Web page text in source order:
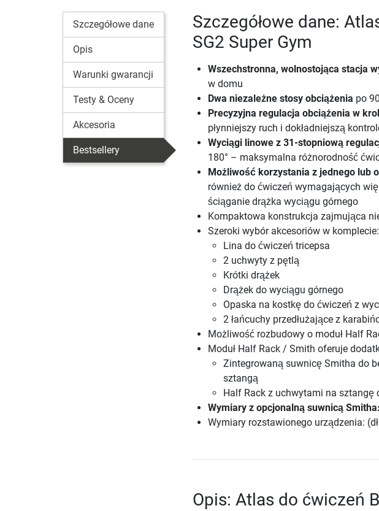
Szczegółowe dane
Opis
Warunki gwarancji
Testy & Oceny
Akcesoria
Bestsellery
Szczegółowe dane:
SG2 Super Gym
Wszechstronna, wolnostojąca stacja
w domu
Dwa niezależne stosy obciążenia po
Precyzyjna regulacja obciążenia w
płynniejszy ruch i dokładniejszą
Wyciągi linowe z 31-stopniową
180° – maksymalna różnorodność
Możliwość korzystania z jednego lub
również do ćwiczeń wymagających
ściąganie drążka wyciągu górnego
Kompaktowa konstrukcja zajmująca
Szeroki wybór akcesoriów w komplecie:
Lina do ćwiczeń tricepsa
2 uchwyty z pętlą
Krótki drążek
Drążek do wyciągu górnego
Opaska na kostkę do ćwiczeń z
2 łańcuchy przedłużające z
Możliwość rozbudowy o moduł Half
Moduł Half Rack / Smith oferuje
Zintegrowaną suwnicę Smitha do
sztangą
Half Rack z uchwytami na
Wymiary z opcjonalną suwnicą
Wymiary rozstawionego urządzenia:
Opis: Atlas do ćwiczeń